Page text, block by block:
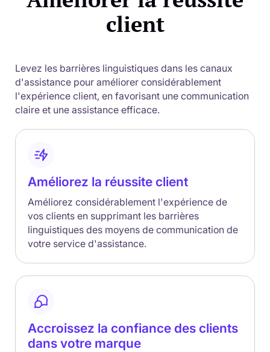
client
Levez les barrières linguistiques dans les canaux
d'assistance pour améliorer considérablement
l'expérience client, en favorisant une communication
claire et une assistance efficace.
Améliorez la réussite client
Améliorez considérablement l'expérience de
vos clients en supprimant les barrières
linguistiques des moyens de communication de
votre service d'assistance.
Accroissez la confiance des clients
dans votre marque